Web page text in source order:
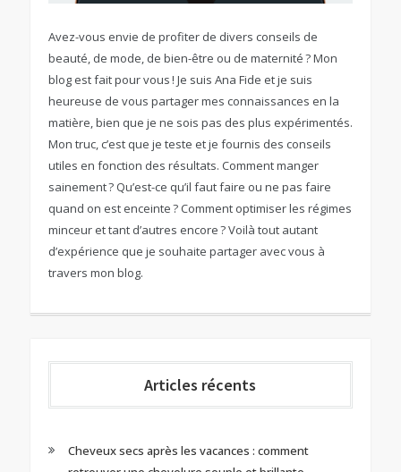
Avez-vous envie de profiter de divers conseils de
beauté, de mode, de bien-être ou de maternité ? Mon
blog est fait pour vous ! Je suis Ana Fide et je suis
heureuse de vous partager mes connaissances en la
matière, bien que je ne sois pas des plus expérimentés.
Mon truc, c’est que je teste et je fournis des conseils
utiles en fonction des résultats. Comment manger
sainement ? Qu’est-ce qu’il faut faire ou ne pas faire
quand on est enceinte ? Comment optimiser les régimes
minceur et tant d’autres encore ? Voilà tout autant
d’expérience que je souhaite partager avec vous à
travers mon blog.
Articles récents
Cheveux secs après les vacances : comment